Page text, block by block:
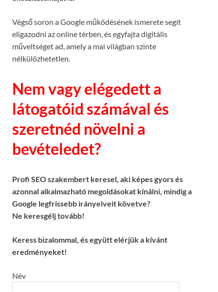
Végső soron a Google működésének ismerete segít
eligazodni az online térben, és egyfajta digitális
műveltséget ad, amely a mai világban szinte
nélkülözhetetlen.
Nem vagy elégedett a
látogatóid számával és
szeretnéd növelni a
bevételedet?
Profi SEO szakembert keresel, aki képes gyors és
azonnal alkalmazható megoldásokat kínálni, mindig a
Google legfrissebb irányelveit követve?
Ne keresgélj tovább!
Keress bizalommal, és együtt elérjük a kívánt
eredményeket!
Név